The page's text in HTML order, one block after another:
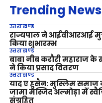
Trending News
उत्तराखण्ड
राज्यपाल ने आईवीआरआई
किया शुभारम्भ
उत्तराखण्ड
बाबा नीब करौरी महाराज
ने किया प्रसाद वितरण
उत्तराखण्ड
याद ए हुसैन: मुस्लिम समाज
जामा मस्जिद अल्मोड़ा में
संग्रहित